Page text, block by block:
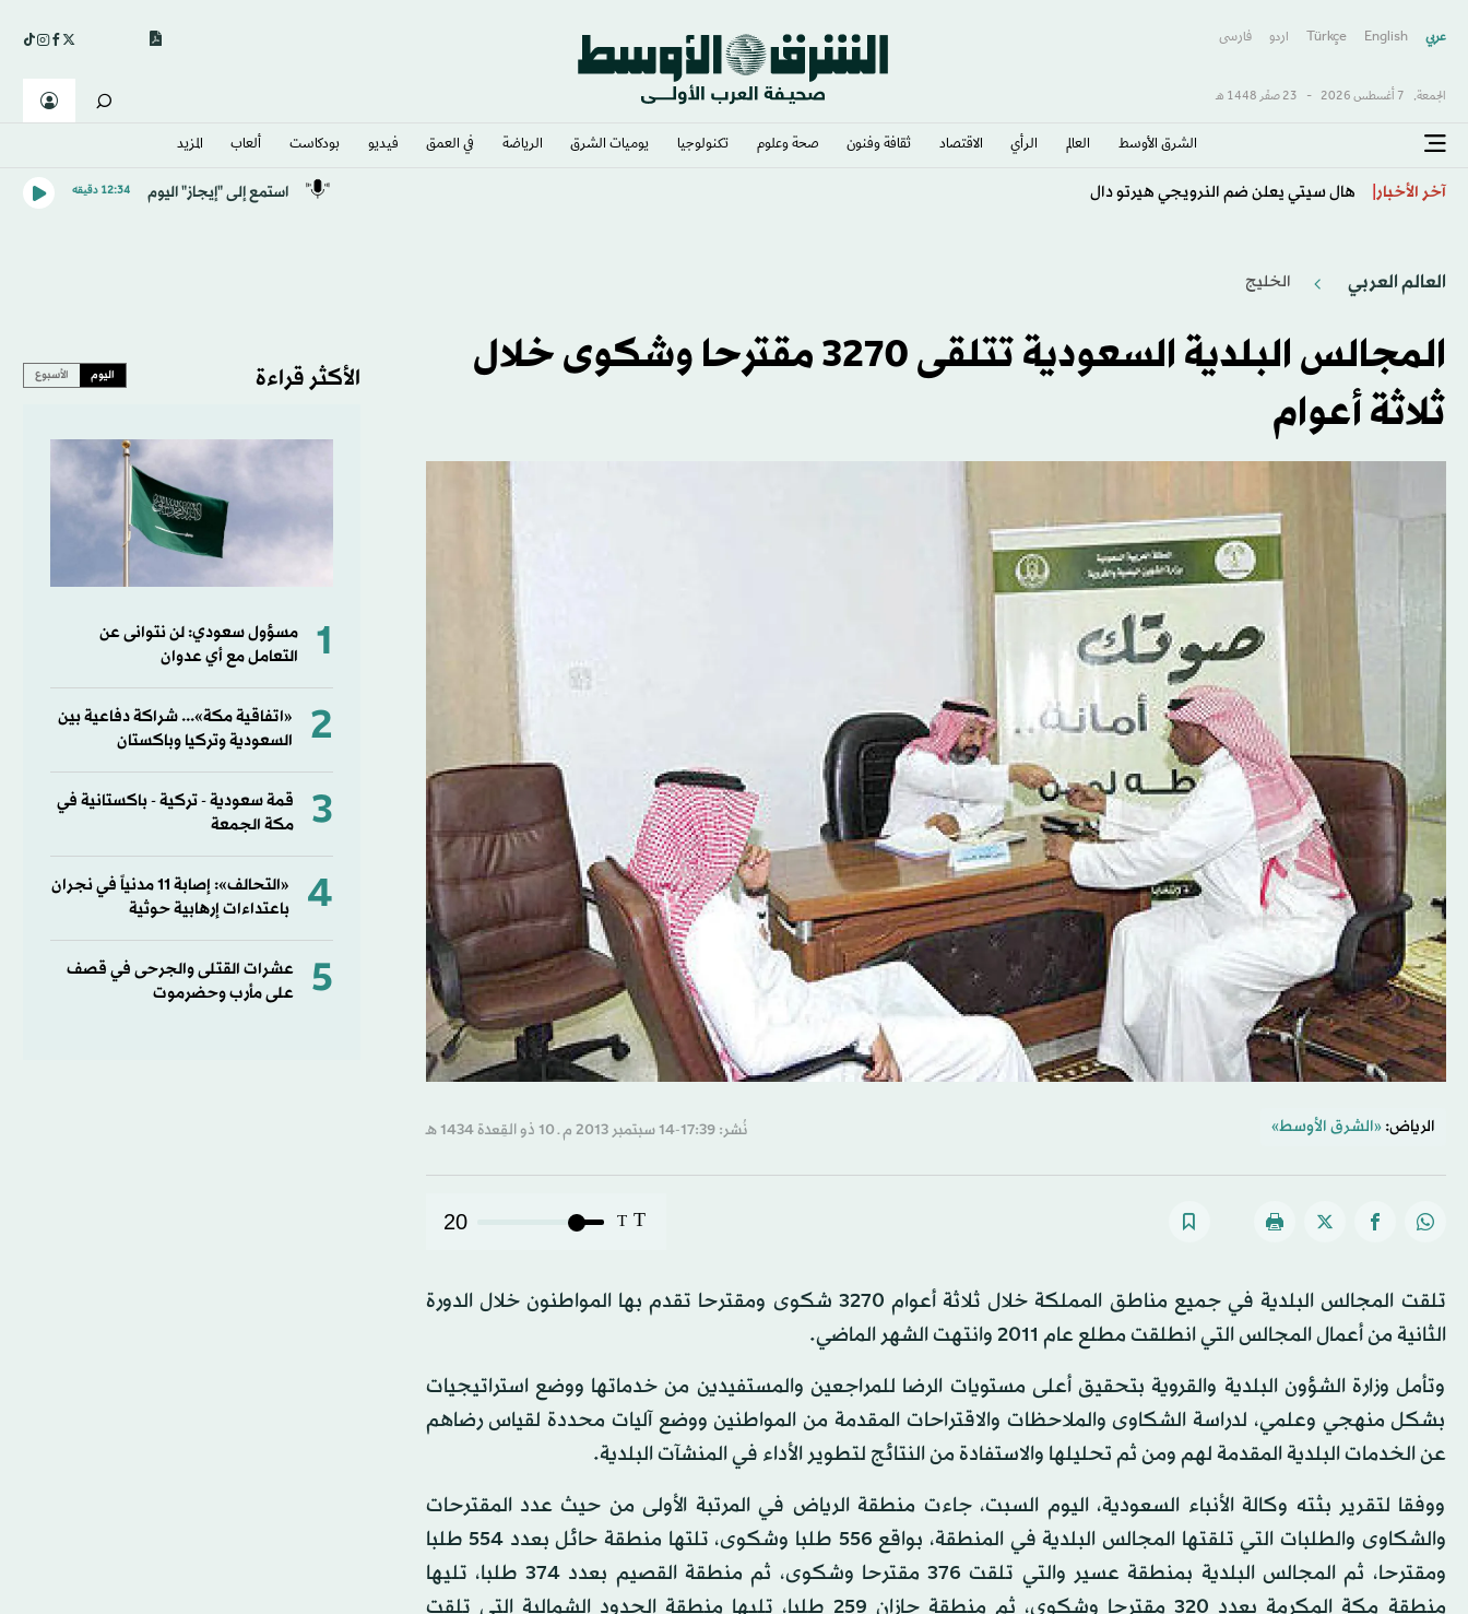
عربي English
Türkçe اردو فارسى
الجمعة, 7 أغسطس 2026 - 23 صفَر 1448 هـ
الشرق الأوسط​ العالم الرأي الاقتصاد ثقافة وفنون صحة وعلوم تكنولوجيا يوميات الشرق​ الرياضة في العمق فيديو بودكاست ألعاب المزيد
آخر الأخبار استمع إلى "إيجاز" اليوم 12:34 دقيقه
العالم العربي الخليج
المجالس البلدية السعودية تتلقى 3270 مقترحا وشكوى خلال
ثلاثة أعوام
الرياض: «الشرق الأوسط» نُشر: 17:39-14 سبتمبر 2013 م ـ 10 ذو القِعدة 1434 هـ
T
T
20
تلقت المجالس البلدية في جميع مناطق المملكة خلال ثلاثة أعوام 3270 شكوى ومقترحا تقدم بها المواطنون خلال الدورة
الثانية من أعمال المجالس التي انطلقت مطلع عام 2011 وانتهت الشهر الماضي.
وتأمل وزارة الشؤون البلدية والقروية بتحقيق أعلى مستويات الرضا للمراجعين والمستفيدين من خدماتها ووضع استراتيجيات
بشكل منهجي وعلمي، لدراسة الشكاوى والملاحظات والاقتراحات المقدمة من المواطنين ووضع آليات محددة لقياس رضاهم
عن الخدمات البلدية المقدمة لهم ومن ثم تحليلها والاستفادة من النتائج لتطوير الأداء في المنشآت البلدية.
ووفقا لتقرير بثته وكالة الأنباء السعودية، اليوم السبت، جاءت منطقة الرياض في المرتبة الأولى من حيث عدد المقترحات
والشكاوى والطلبات التي تلقتها المجالس البلدية في المنطقة، بواقع 556 طلبا وشكوى، تلتها منطقة حائل بعدد 554 طلبا
ومقترحا، ثم المجالس البلدية بمنطقة عسير والتي تلقت 376 مقترحا وشكوى، ثم منطقة القصيم بعدد 374 طلبا، تليها
منطقة مكة المكرمة بعدد 320 مقترحا وشكوى، ثم منطقة جازان 259 طلبا، تليها منطقة الحدود الشمالية التي تلقت
الأكثر قراءة اليوم الأسبوع
1
مسؤول سعودي: لن نتوانى عن
التعامل مع أي عدوان
2
«اتفاقية مكة»... شراكة دفاعية بين
السعودية وتركيا وباكستان
3
قمة سعودية - تركية - باكستانية في
مكة الجمعة
4
«التحالف»: إصابة 11 مدنياً في نجران
باعتداءات إرهابية حوثية
5
عشرات القتلى والجرحى في قصف
على مأرب وحضرموت